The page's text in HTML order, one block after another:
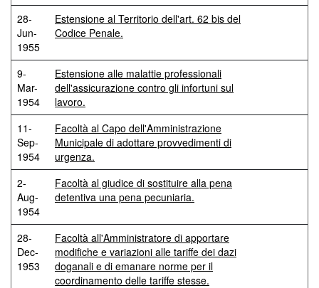
28-
Jun-
1955
Estensione al Territorio dell'art. 62 bis del
Codice Penale.
9-
Mar-
1954
Estensione alle malattie professionali
dell'assicurazione contro gli infortuni sul
lavoro.
11-
Sep-
1954
Facoltà al Capo dell'Amministrazione
Municipale di adottare provvedimenti di
urgenza.
2-
Aug-
1954
Facoltà al giudice di sostituire alla pena
detentiva una pena pecuniaria.
28-
Dec-
1953
Facoltà all'Amministratore di apportare
modifiche e variazioni alle tariffe dei dazi
doganali e di emanare norme per il
coordinamento delle tariffe stesse.